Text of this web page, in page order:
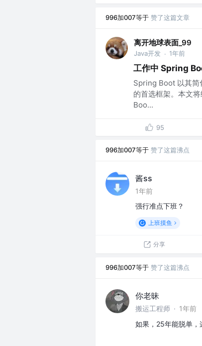
996加007等于 赞了这篇文章
离开地球表面_99
Java开发 · 1年前
工作中 Spring
Spring Boot 以其简
的首选框架。本文
Boo...
95
996加007等于 赞了这篇沸点
酱ss
1年前
强行准点下班？
上班摸鱼
分享
996加007等于 赞了这篇沸点
你老昧
搬运工程师 · 1年前
如果，25年能脱单，